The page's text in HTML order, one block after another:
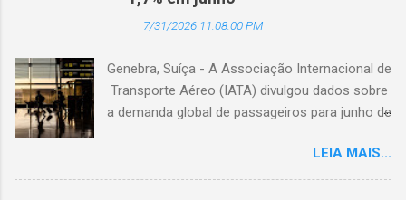
7/31/2026 11:08:00 PM
Genebra, Suíça - A Associação Internacional de
Transporte Aéreo (IATA) divulgou dados sobre
a demanda global de passageiros para junho de
passageiros-quilômetro pagos (RPK), caiu 1,7%
em comparação com junho de 2025. Excluindo
LEIA MAIS...